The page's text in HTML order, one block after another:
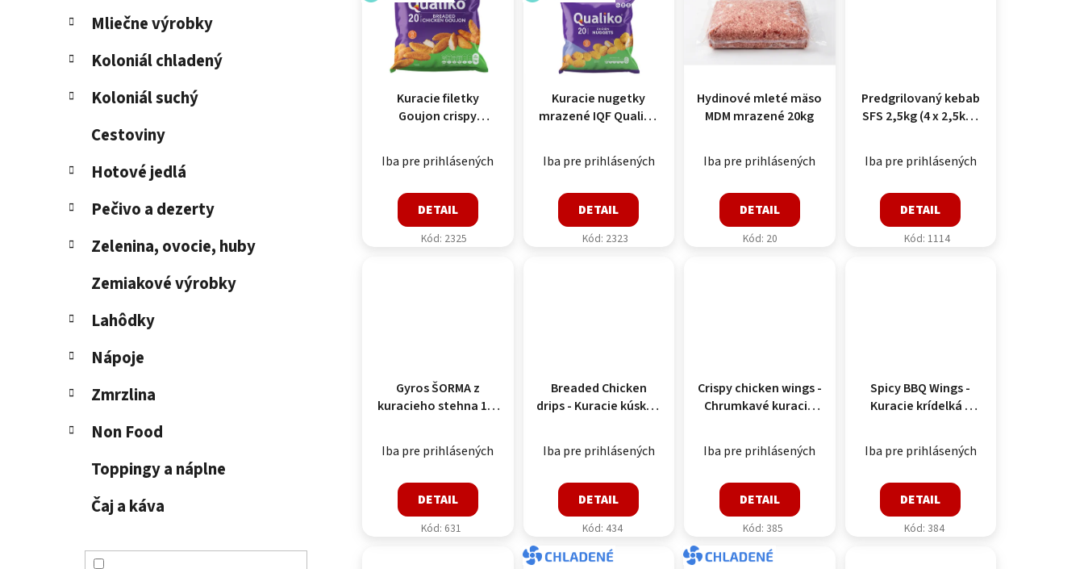
Mliečne výrobky
Koloniál chladený
Koloniál suchý
Cestoviny
Hotové jedlá
Pečivo a dezerty
Zelenina, ovocie, huby
Zemiakové výrobky
Lahôdky
Nápoje
Zmrzlina
Non Food
Toppingy a náplne
Čaj a káva
Kuracie filetky
Goujon crispy
Iba pre prihlásených
DETAIL
Kód: 2325
Kuracie nugetky
mrazené IQF Qualiko
Iba pre prihlásených
DETAIL
Kód: 2323
Hydinové mleté mäso
MDM mrazené 20kg
Iba pre prihlásených
DETAIL
Kód: 20
Predgrilovaný kebab
SFS 2,5kg (4 x 2,5kg/
Iba pre prihlásených
DETAIL
Kód: 1114
Gyros ŠORMA z
kuracieho stehna 1,5
Iba pre prihlásených
DETAIL
Kód: 631
Breaded Chicken
drips - Kuracie kúsky z
v strúhanke(1kg = 50-
60 ks) - certifikát
Iba pre prihlásených
DETAIL
Kód: 434
Crispy chicken wings -
Chrumkavé kuracie
ks) - certifikát HALAL
1000g
Iba pre prihlásených
DETAIL
Kód: 385
Spicy BBQ Wings -
Kuracie krídelká s
(1kg = 23-37 ks) -
certifikát HALAL
Iba pre prihlásených
DETAIL
Kód: 384
CHLADENÉ CHLADENÉ